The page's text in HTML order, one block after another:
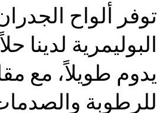
توفر ألواح
البوليمرية لدينا
يدوم طويلاً، مع
للرطوبة